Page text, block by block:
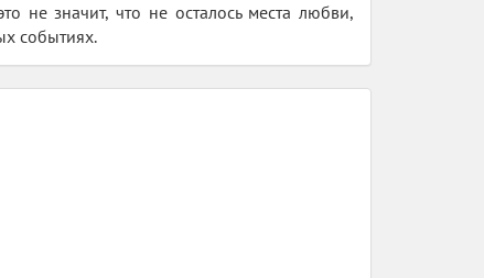
не значит, что не осталось места любви,
событиях.